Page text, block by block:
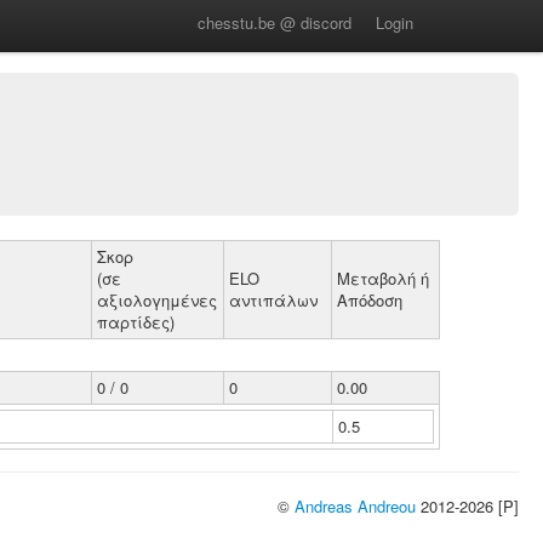
chesstu.be @ discord Login
Σκορ
(σε
αξιολογημένες
παρτίδες)
ELO
αντιπάλων
Μεταβολή ή
Απόδοση
0 / 0 0
0.00
0.5
© Andreas Andreou 2012-2026 [P]